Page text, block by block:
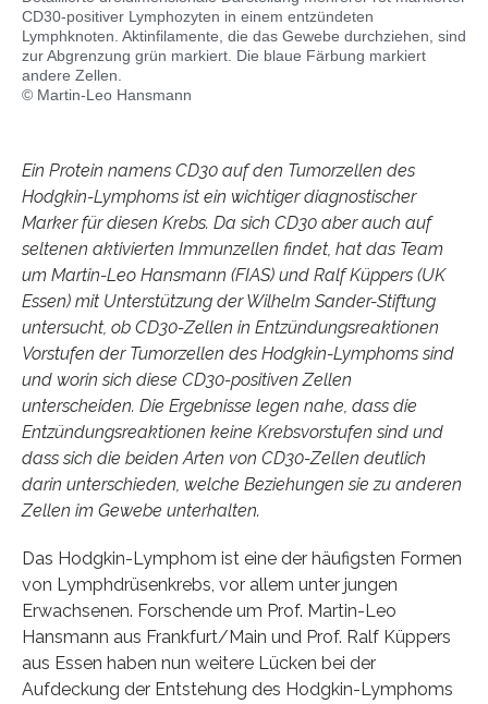
CD30-positiver Lymphozyten in einem entzündeten
Lymphknoten. Aktinfilamente, die das Gewebe durchziehen, sind
zur Abgrenzung grün markiert. Die blaue Färbung markiert
andere Zellen.
© Martin-Leo Hansmann
Ein Protein namens CD30 auf den Tumorzellen des
Hodgkin-Lymphoms ist ein wichtiger diagnostischer
Marker für diesen Krebs. Da sich CD30 aber auch auf
seltenen aktivierten Immunzellen findet, hat das Team
um Martin-Leo Hansmann (FIAS) und Ralf Küppers (UK
Essen) mit Unterstützung der Wilhelm Sander-Stiftung
untersucht, ob CD30-Zellen in Entzündungsreaktionen
Vorstufen der Tumorzellen des Hodgkin-Lymphoms sind
und worin sich diese CD30-positiven Zellen
unterscheiden. Die Ergebnisse legen nahe, dass die
Entzündungsreaktionen keine Krebsvorstufen sind und
dass sich die beiden Arten von CD30-Zellen deutlich
darin unterschieden, welche Beziehungen sie zu anderen
Zellen im Gewebe unterhalten.
Das Hodgkin-Lymphom ist eine der häufigsten Formen
von Lymphdrüsenkrebs, vor allem unter jungen
Erwachsenen. Forschende um Prof. Martin-Leo
Hansmann aus Frankfurt/Main und Prof. Ralf Küppers
aus Essen haben nun weitere Lücken bei der
Aufdeckung der Entstehung des Hodgkin-Lymphoms